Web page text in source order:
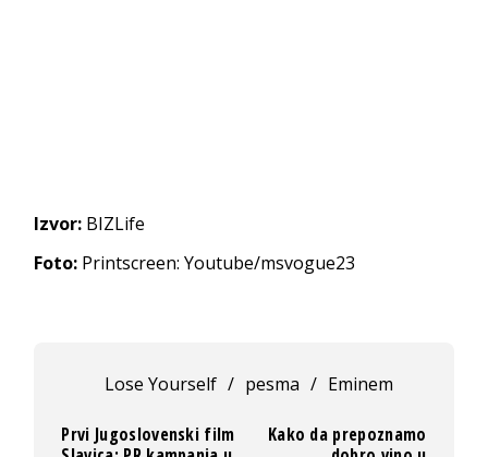
Izvor: BIZLife
Foto: Printscreen: Youtube/msvogue23
Lose Yourself / pesma / Eminem
Prvi Jugoslovenski film
Kako da prepoznamo